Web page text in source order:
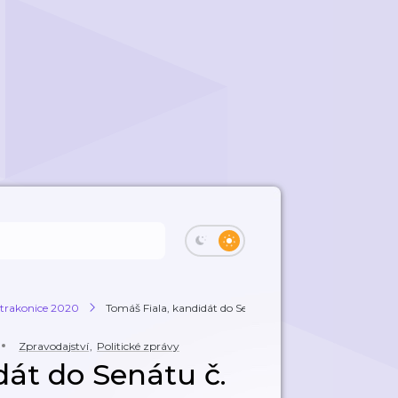
2020 Tomáš Fiala, kandidát do Senátu č. 8
Zpravodajství, Politické zprávy
do Senátu č.